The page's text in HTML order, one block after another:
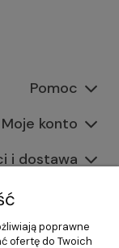
Pomoc
Moje konto
i dostawa
Informacje
O nas
poprawne
ofertę do Twoich